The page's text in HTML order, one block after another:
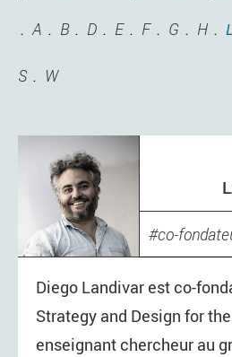
A B D E F G H L
S W
co-
Diego Landivar est co-
Strategy and Design for
enseignant chercheur au